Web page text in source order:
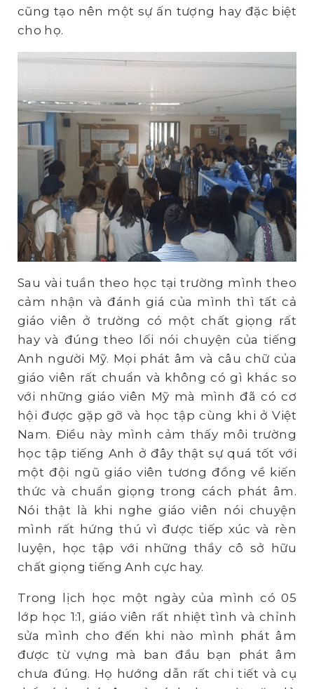
cũng tạo nên một sự ấn tượng hay đặc biệt
cho họ.
Sau vài tuần theo học tại trường mình theo
cảm nhận và đánh giá của mình thì tất cả
giáo viên ở trường có một chất giọng rất
hay và đúng theo lối nói chuyện của tiếng
Anh người Mỹ. Mọi phát âm và câu chữ của
giáo viên rất chuẩn và không có gì khác so
với những giáo viên Mỹ mà mình đã có cơ
hội được gặp gỡ và học tập cùng khi ở Việt
Nam. Điều này mình cảm thấy môi trường
học tập tiếng Anh ở đây thật sự quá tốt với
một đội ngũ giáo viên tương đồng về kiến
thức và chuẩn giọng trong cách phát âm.
Nói thật là khi nghe giáo viên nói chuyện
mình rất hứng thú vì được tiếp xúc và rèn
luyện, học tập với những thầy cô sở hữu
chất giọng tiếng Anh cực hay.
Trong lịch học một ngày của mình có 05
lớp học 1:1, giáo viên rất nhiệt tình và chỉnh
sửa mình cho đến khi nào mình phát âm
được từ vựng mà ban đầu bạn phát âm
chưa đúng. Họ hướng dẫn rất chi tiết và cụ